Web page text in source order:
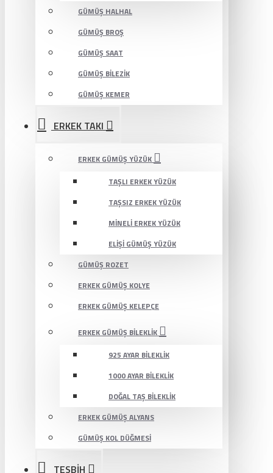
GÜMÜŞ HALHAL
GÜMÜŞ BROŞ
GÜMÜŞ SAAT
GÜMÜŞ BILEZIK
GÜMÜŞ KEMER
ERKEK TAKI
ERKEK GÜMÜŞ YÜZÜK
TAŞLI ERKEK YÜZÜK
TAŞSIZ ERKEK YÜZÜK
MINELI ERKEK YÜZÜK
ELIŞI GÜMÜŞ YÜZÜK
GÜMÜŞ ROZET
ERKEK GÜMÜŞ KOLYE
ERKEK GÜMÜŞ KELEPÇE
ERKEK GÜMÜŞ BILEKLIK
925 AYAR BILEKLIK
1000 AYAR BILEKLIK
DOĞAL TAŞ BILEKLIK
ERKEK GÜMÜŞ ALYANS
GÜMÜŞ KOL DÜĞMESI
TESBİH